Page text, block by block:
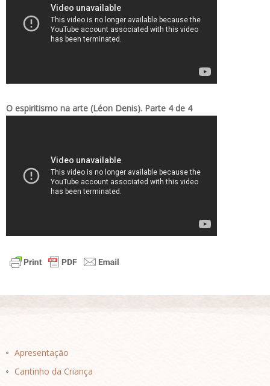
O espiritismo na arte (Léon Denis). Parte 4 de 4
Apresentação
Cantinho da Criança